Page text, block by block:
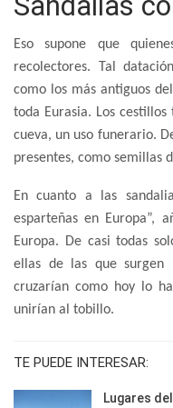
Eso supone que
recolectores. Tal
como los más antiguos
toda Eurasia. Los
cueva, un uso funerario.
presentes, como semillas
En cuanto a las
esparteñas en Europa”,
Europa. De casi todas
ellas de las que surgen
cruzarían como hoy lo
unirían al tobillo.
TE PUEDE INTERESAR:
Lugares